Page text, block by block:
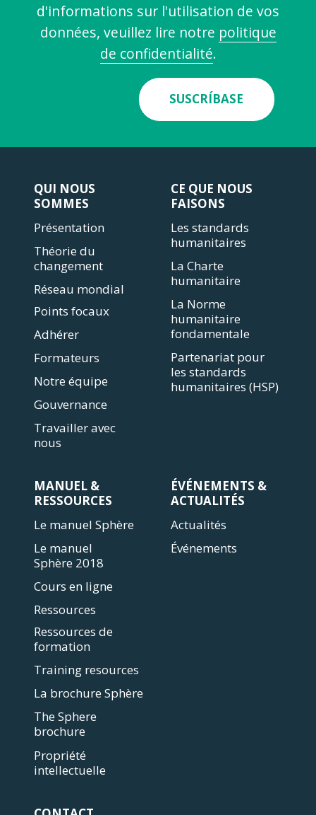
d'informations sur l'utilisation de vos
données, veuillez lire notre politique
de confidentialité.
SUSCRÍBASE
QUI NOUS
SOMMES
Présentation
Théorie du
changement
Réseau mondial
Points focaux
Adhérer
Formateurs
Notre équipe
Gouvernance
Travailler avec
nous
CE QUE NOUS
FAISONS
Les standards
humanitaires
La Charte
humanitaire
La Norme
humanitaire
fondamentale
Partenariat pour
les standards
humanitaires (HSP)
MANUEL &
RESSOURCES
Le manuel Sphère
Le manuel
Sphère 2018
Cours en ligne
Ressources
Ressources de
formation
Training resources
La brochure Sphère
The Sphere
brochure
Propriété
intellectuelle
ÉVÉNEMENTS &
ACTUALITÉS
Actualités
Événements